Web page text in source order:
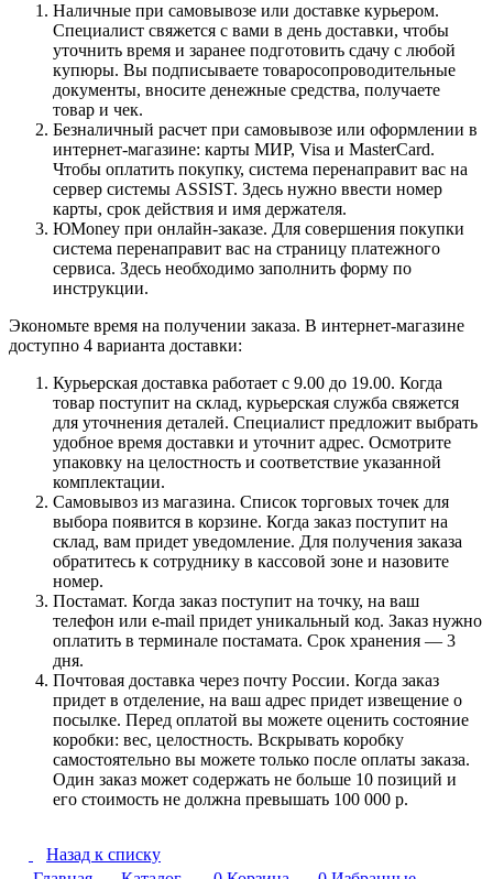
Наличные при самовывозе или доставке курьером.
Специалист свяжется с вами в день доставки, чтобы
уточнить время и заранее подготовить сдачу с любой
купюры. Вы подписываете товаросопроводительные
документы, вносите денежные средства, получаете
товар и чек.
Безналичный расчет при самовывозе или оформлении в
интернет-магазине: карты МИР, Visa и MasterCard.
Чтобы оплатить покупку, система перенаправит вас на
сервер системы ASSIST. Здесь нужно ввести номер
карты, срок действия и имя держателя.
ЮMoney при онлайн-заказе. Для совершения покупки
система перенаправит вас на страницу платежного
сервиса. Здесь необходимо заполнить форму по
инструкции.
Экономьте время на получении заказа. В интернет-магазине
доступно 4 варианта доставки:
Курьерская доставка работает с 9.00 до 19.00. Когда
товар поступит на склад, курьерская служба свяжется
для уточнения деталей. Специалист предложит выбрать
удобное время доставки и уточнит адрес. Осмотрите
упаковку на целостность и соответствие указанной
комплектации.
Самовывоз из магазина. Список торговых точек для
выбора появится в корзине. Когда заказ поступит на
склад, вам придет уведомление. Для получения заказа
обратитесь к сотруднику в кассовой зоне и назовите
номер.
Постамат. Когда заказ поступит на точку, на ваш
телефон или e-mail придет уникальный код. Заказ нужно
оплатить в терминале постамата. Срок хранения — 3
дня.
Почтовая доставка через почту России. Когда заказ
придет в отделение, на ваш адрес придет извещение о
посылке. Перед оплатой вы можете оценить состояние
коробки: вес, целостность. Вскрывать коробку
самостоятельно вы можете только после оплаты заказа.
Один заказ может содержать не больше 10 позиций и
его стоимость не должна превышать 100 000 р.
Назад к списку